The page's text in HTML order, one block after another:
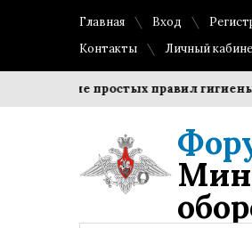
Главная Вход
Контакты
Личный
простых правил гигиены